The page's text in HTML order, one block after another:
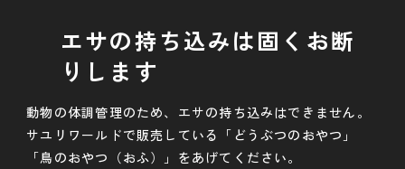
エサの持ち込みは固くお断
りします
動物の体調管理のため、エサの持ち込みはできません。
サユリワールドで販売している「どうぶつのおやつ」
「鳥のおやつ（おふ）」をあげてください。